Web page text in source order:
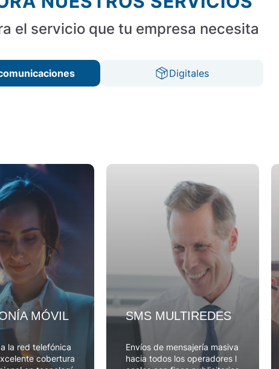
el servicio que tu empresa necesita
Digitales
MÓVIL
la red telefónica
cobertura
SMS MULTIREDES
Envíos de mensajería masiva
hacia todos los operadores l